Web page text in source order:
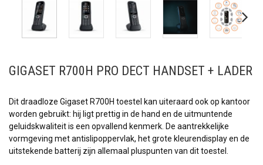
GIGASET R700H PRO DECT HANDSET + LADER
Dit draadloze Gigaset R700H toestel kan uiteraard ook op kantoor
worden gebruikt: hij ligt prettig in de hand en de uitmuntende
geluidskwaliteit is een opvallend kenmerk. De aantrekkelijke
vormgeving met antislipoppervlak, het grote kleurendisplay en de
uitstekende batterij zijn allemaal pluspunten van dit toestel.